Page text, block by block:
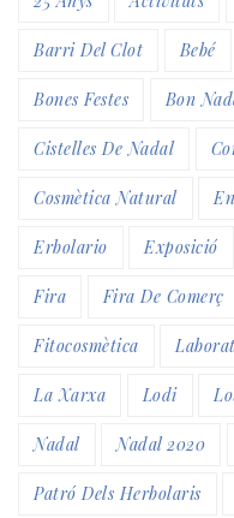
Barri Del Clot Bebé
Bones Festes Bon
Cistelles De Nadal
Cosmètica Natural
Erbolario Exposició
Fira Fira De Comerç
Fitocosmètica
La Xarxa Lodi
Nadal Nadal 2020
Patró Dels Herbolaris